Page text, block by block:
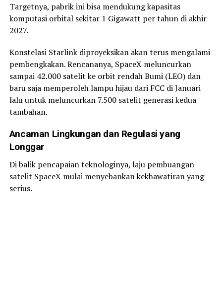
Targetnya, pabrik ini bisa mendukung kapasitas
komputasi orbital sekitar 1 Gigawatt per tahun di akhir
2027.
Konstelasi Starlink diproyeksikan akan terus mengalami
pembengkakan. Rencananya, SpaceX meluncurkan
sampai 42.000 satelit ke orbit rendah Bumi (LEO) dan
baru saja memperoleh lampu hijau dari FCC di Januari
lalu untuk meluncurkan 7.500 satelit generasi kedua
tambahan.
Ancaman Lingkungan dan Regulasi yang
Longgar
Di balik pencapaian teknologinya, laju pembuangan
satelit SpaceX mulai menyebankan kekhawatiran yang
serius.